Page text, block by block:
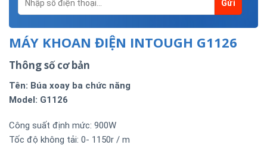
MÁY KHOAN ĐIỆN INTOUGH G1126
Thông số cơ bản
Tên: Búa xoay ba chức năng
Model: G1126
Công suất định mức: 900W
Tốc độ không tải: 0- 1150r / m